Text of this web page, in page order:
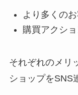
より多くの
購買アクシ
それぞれのメリ
ショップをSNS